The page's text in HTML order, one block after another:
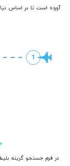
آورده است تا بر اساس
1
در فرم جستجو گزینه